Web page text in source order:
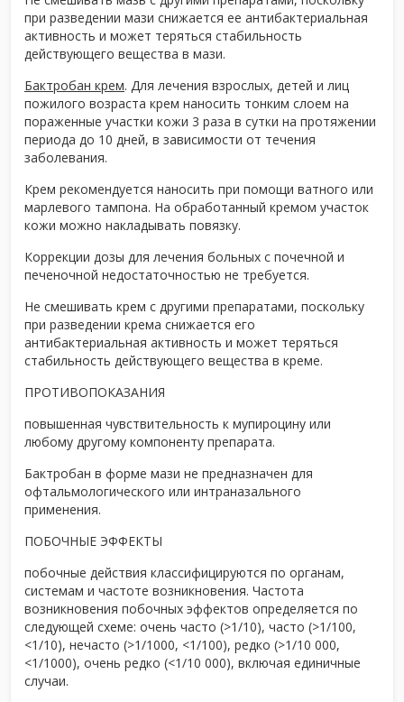
при разведении мази снижается ее антибактериальная
активность и может теряться стабильность
действующего вещества в мази.
Бактробан крем. Для лечения взрослых, детей и лиц
пожилого возраста крем наносить тонким слоем на
пораженные участки кожи 3 раза в сутки на протяжении
периода до 10 дней, в зависимости от течения
заболевания.
Крем рекомендуется наносить при помощи ватного или
марлевого тампона. На обработанный кремом участок
кожи можно накладывать повязку.
Коррекции дозы для лечения больных с почечной и
печеночной недостаточностью не требуется.
Не смешивать крем с другими препаратами, поскольку
при разведении крема снижается его
антибактериальная активность и может теряться
стабильность действующего вещества в креме.
ПРОТИВОПОКАЗАНИЯ
повышенная чувствительность к мупироцину или
любому другому компоненту препарата.
Бактробан в форме мази не предназначен для
офтальмологического или интраназального
применения.
ПОБОЧНЫЕ ЭФФЕКТЫ
побочные действия классифицируются по органам,
системам и частоте возникновения. Частота
возникновения побочных эффектов определяется по
следующей схеме: очень часто (>1/10), часто (>1/100,
<1/10), нечасто (>1/1000, <1/100), редко (>1/10 000,
<1/1000), очень редко (<1/10 000), включая единичные
случаи.